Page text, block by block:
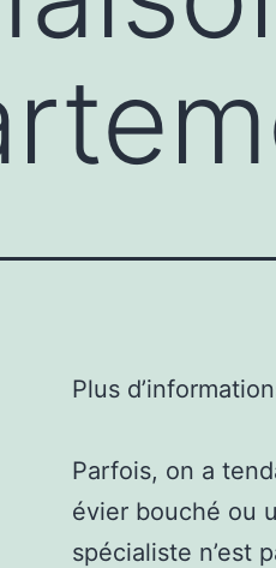
Plus
Parfois, on a
évier bouché ou
spécialiste n’est